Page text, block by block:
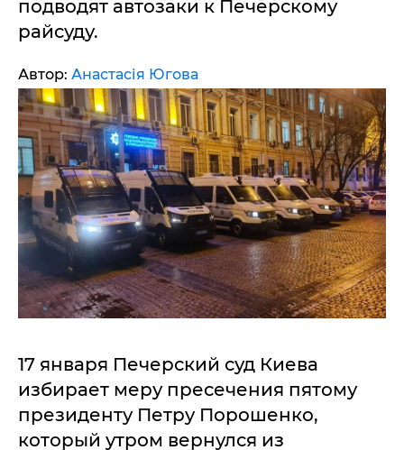
подводят автозаки к Печерскому
райсуду.
Автор: Анастасія Югова
17 января Печерский суд Киева
избирает меру пресечения пятому
президенту Петру Порошенко,
который утром вернулся из